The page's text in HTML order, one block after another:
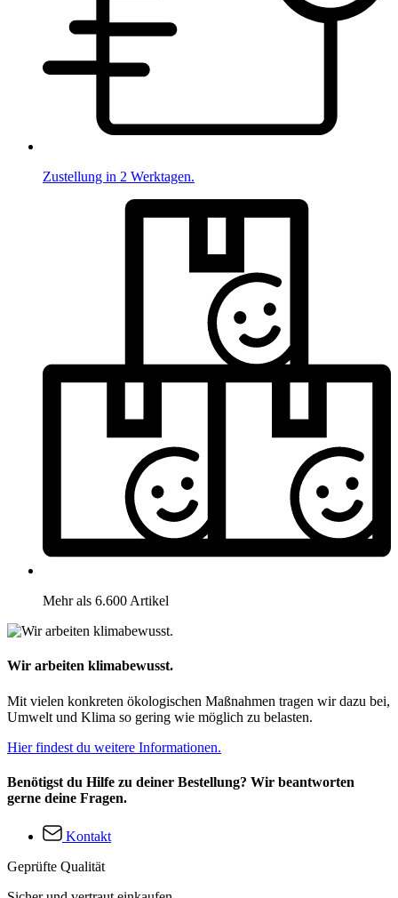
Zustellung in 2 Werktagen.
Mehr als 6.600 Artikel
Wir arbeiten klimabewusst.
Mit vielen konkreten ökologischen Maßnahmen tragen wir dazu bei,
Umwelt und Klima so gering wie möglich zu belasten.
Hier findest du weitere Informationen.
Benötigst du Hilfe zu deiner Bestellung? Wir beantworten
gerne deine Fragen.
Kontakt
Geprüfte Qualität